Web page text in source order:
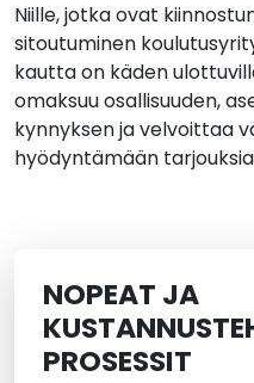
Niille, jotka ovat
sitoutuminen
kautta on käden
omaksuu osallisuuden,
kynnyksen ja velvoittaa
hyödyntämään
NOPEAT JA
PROSESSIT